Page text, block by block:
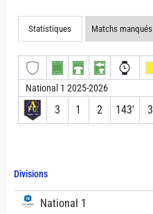
Divisions
National 1
Statistiques Matchs manqués
National 1 2025-2026
3 1 2 143′ 3